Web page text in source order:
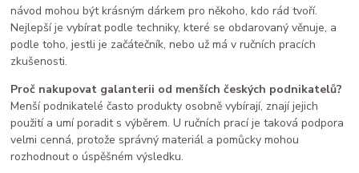
návod mohou být krásným dárkem pro někoho, kdo rád tvoří.
Nejlepší je vybírat podle techniky, které se obdarovaný věnuje, a
podle toho, jestli je začátečník, nebo už má v ručních pracích
zkušenosti.
Proč nakupovat galanterii od menších českých podnikatelů?
Menší podnikatelé často produkty osobně vybírají, znají jejich
použití a umí poradit s výběrem. U ručních prací je taková podpora
velmi cenná, protože správný materiál a pomůcky mohou
rozhodnout o úspěšném výsledku.